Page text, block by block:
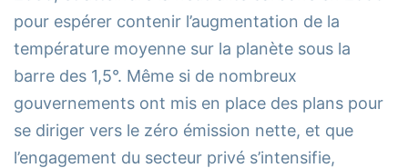
pour espérer contenir l’augmentation de la
température moyenne sur la planète sous la
barre des 1,5°. Même si de nombreux
gouvernements ont mis en place des plans pour
se diriger vers le zéro émission nette, et que
l’engagement du secteur privé s’intensifie,